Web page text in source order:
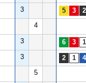
3
4
3
3
5